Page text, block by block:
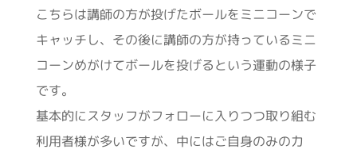
こちらは講師の方が投げたボールをミニコーンで
キャッチし、その後に講師の方が持っているミニ
コーンめがけてボールを投げるという運動の様子
です。
基本的にスタッフがフォローに入りつつ取り組む
利用者様が多いですが、中にはご自身のみの力